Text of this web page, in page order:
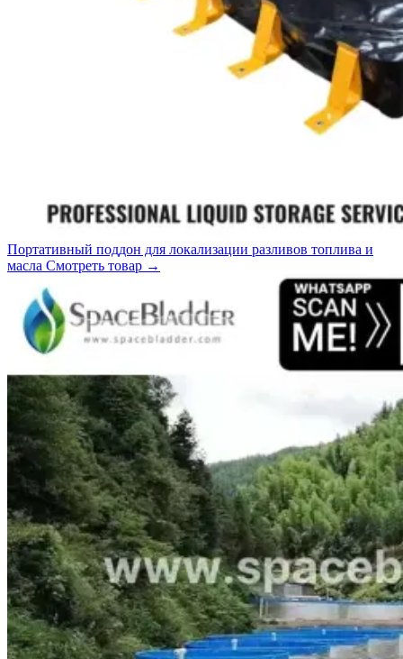
Портативный поддон для локализации разливов топлива и
масла Смотреть товар →